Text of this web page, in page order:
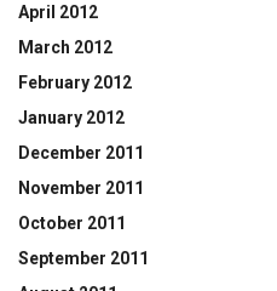
April 2012
March 2012
February 2012
January 2012
December 2011
November 2011
October 2011
September 2011